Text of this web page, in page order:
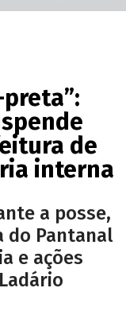
de
interna
a posse,
do Pantanal
e ações